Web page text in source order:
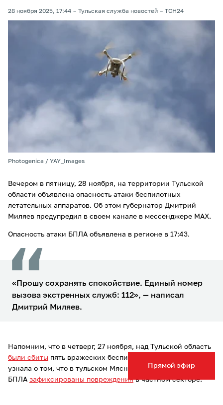
Прямой эфир
28 ноября 2025, 17:44 Тульская служба новостей ТСН24
Photogenica / YAY_Images
Вечером в пятницу, 28 ноября, на территории Тульской
области объявлена опасность атаки беспилотных
летательных аппаратов. Об этом губернатор Дмитрий
Миляев предупредил в своем канале в мессенджере MAX.
Опасность атаки БПЛА объявлена в регионе в 17:43.
«Прошу сохранять спокойствие. Единый номер
вызова экстренных служб: 112», — написал
Дмитрий Миляев.
Напомним, что в четверг, 27 ноября, над Тульской область
были сбиты пять вражеских беспилотников. Также ТСН24
узнала о том, что в тульском Мясново после атаки
БПЛА зафиксированы поврежденияв частном секторе.